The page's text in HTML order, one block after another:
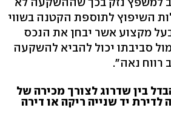
השיפוץ לתוספת הקטנה בשווי
בעל מקצוע אשר יבחן את הנכס
סביבתו יכול להביא להשקעה
רווח נאה".
בין שדרוג לצורך מכירה של
לדירת יד שנייה ריקה או דירה